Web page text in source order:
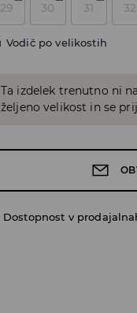
29 30 31 32
Vodič po velikostih
Ta izdelek trenutno ni
željeno velikost in se
Dostopnost v